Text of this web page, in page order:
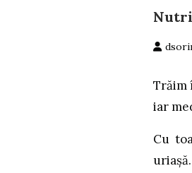
Trăim
iar
Cu